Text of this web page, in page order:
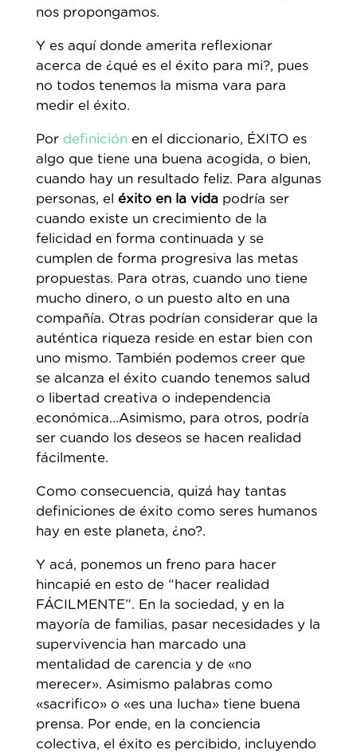
nos propongamos.
Y es aquí donde amerita reflexionar
acerca de ¿qué es el éxito para mi?, pues
no todos tenemos la misma vara para
medir el éxito.
Por definición en el diccionario, ÉXITO es
algo que tiene una buena acogida, o bien,
cuando hay un resultado feliz. Para algunas
personas, el éxito en la vidapodría ser
cuando existe un crecimiento de la
felicidad en forma continuada y se
cumplen de forma progresiva las metas
propuestas. Para otras, cuando uno tiene
mucho dinero, o un puesto alto en una
compañía. Otras podrían considerar que la
auténtica riqueza reside en estar bien con
uno mismo. También podemos creer que
se alcanza el éxito cuando tenemos salud
o libertad creativa o independencia
económica…Asimismo, para otros, podría
ser cuando los deseos se hacen realidad
fácilmente.
Como consecuencia, quizá hay tantas
definiciones de éxito como seres humanos
hay en este planeta, ¿no?.
Y acá, ponemos un freno para hacer
hincapié en esto de “hacer realidad
FÁCILMENTE”. En la sociedad, y en la
mayoría de familias, pasar necesidades y la
supervivencia han marcado una
mentalidad de carencia y de «no
merecer». Asimismo palabras como
«sacrifico» o «es una lucha» tiene buena
prensa. Por ende, en la conciencia
colectiva, el éxito es percibido, incluyendo